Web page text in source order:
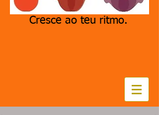
Cresce ao teu ritmo.